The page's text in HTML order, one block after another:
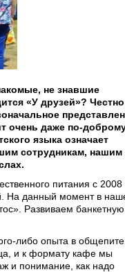
не знавшие
«У друзей»? Честно
очень даже по-
языка означает
сотрудникам, нашим
питания с 2008
На данный момент в
Развиваем банкетную
либо опыта в общепите.
и к формату кафе мы
и понимание, как надо